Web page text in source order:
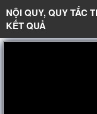
NỘI QUY, QUY TẮC
KẾT QUẢ